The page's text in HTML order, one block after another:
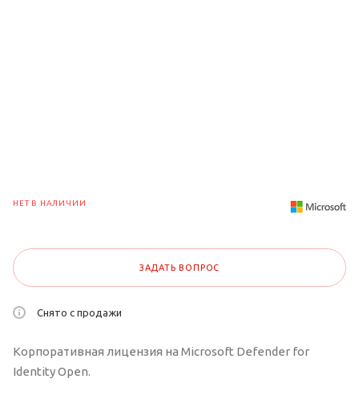
НЕТ В НАЛИЧИИ
ЗАДАТЬ ВОПРОС
Снято с продажи
Корпоративная лицензия на Microsoft Defender for
Identity Open.